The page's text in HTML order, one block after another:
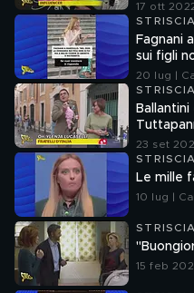
17 ott
Fagnani
sui figli
aborto e
20 lug |
Ballantini
23 set
Le mille
10 lug |
15 feb